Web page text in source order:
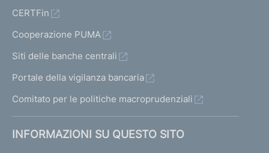
CERTFin
Cooperazione PUMA
Siti delle banche centrali
Portale della vigilanza bancaria
Comitato per le politiche macroprudenziali
INFORMAZIONI SU QUESTO SITO